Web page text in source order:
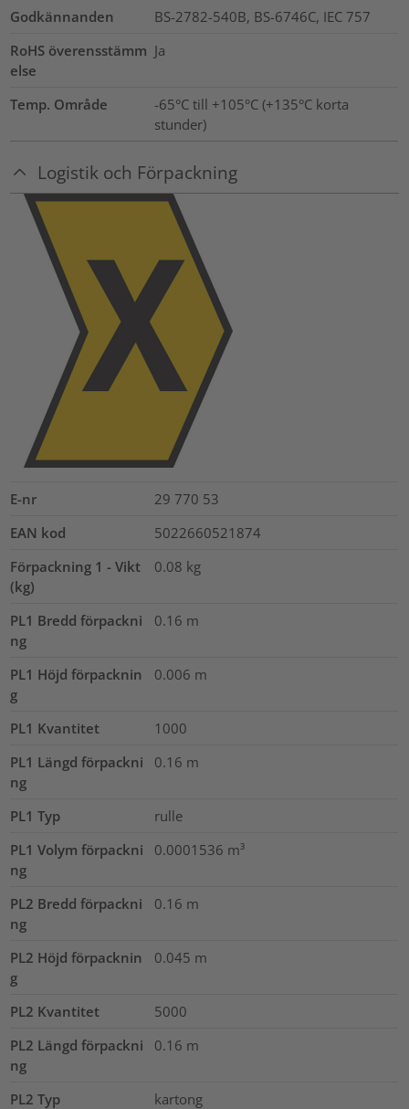
Godkännanden
BS-2782-540B, BS-6746C, IEC 757
RoHS överensstämm
else
Ja
Temp. Område
-65°C till +105°C (+135°C korta
stunder)
Logistik och Förpackning
E-nr
29 770 53
EAN kod
5022660521874
Förpackning 1 - Vikt
(kg)
0.08 kg
PL1 Bredd förpackni
ng
0.16 m
PL1 Höjd förpacknin
g
0.006 m
PL1 Kvantitet
1000
PL1 Längd förpackni
ng
0.16 m
PL1 Typ
rulle
PL1 Volym förpackni
ng
0.0001536 m³
PL2 Bredd förpackni
ng
0.16 m
PL2 Höjd förpacknin
g
0.045 m
PL2 Kvantitet
5000
PL2 Längd förpackni
ng
0.16 m
PL2 Typ kartong